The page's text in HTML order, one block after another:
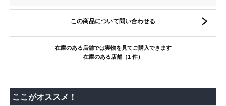
この商品について問い合わせる
在庫のある店舗では実物を見てご購入できます
在庫のある店舗（1 件）
ここがオススメ！